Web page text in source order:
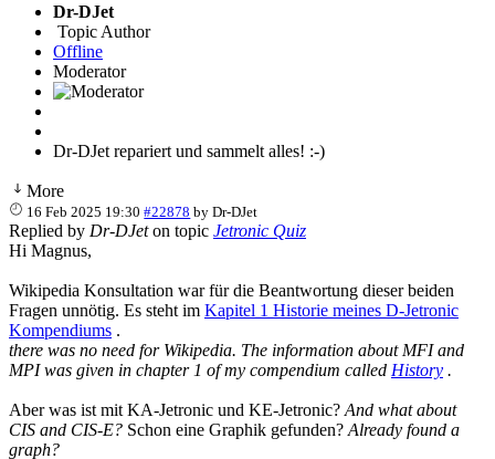
Dr-DJet
Topic Author
Offline
Moderator
Dr-DJet repariert und sammelt alles! :-)
More
16 Feb 2025 19:30 #22878 byDr-DJet
Replied by Dr-DJeton topic Jetronic Quiz
Hi Magnus,
Wikipedia Konsultation war für die Beantwortung dieser beiden
Fragen unnötig. Es steht im Kapitel 1 Historie meines D-Jetronic
Kompendiums .
there was no need for Wikipedia. The information about MFI and
MPI was given in chapter 1 of my compendium called History .
Aber was ist mit KA-Jetronic und KE-Jetronic? And what about
CIS and CIS-E? Schon eine Graphik gefunden? Already found a
graph?